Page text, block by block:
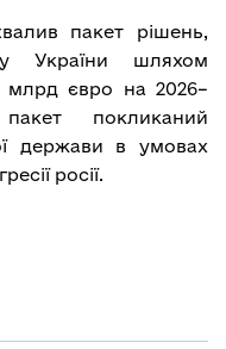
пакет рішень,
України шляхом
млрд євро на 2026–
покликаний
держави в умовах
росії.